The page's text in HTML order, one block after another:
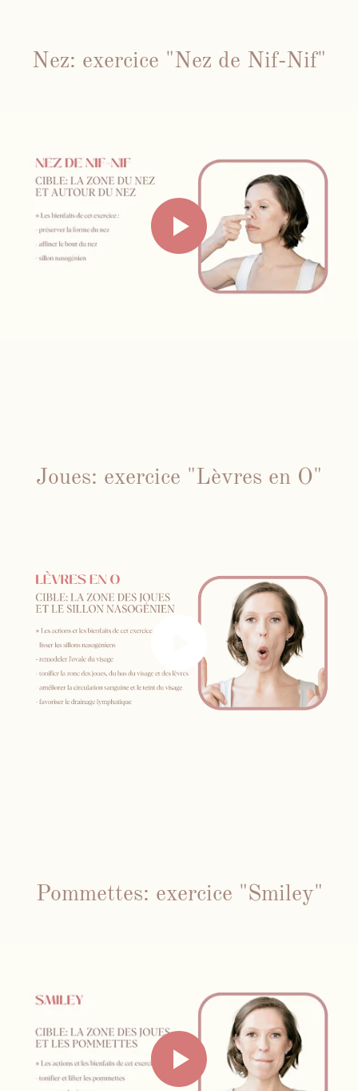
Nez: exercice "Nez de Nif-Nif"
Joues: exercice "Lèvres en O"
Pommettes: exercice "Smiley"